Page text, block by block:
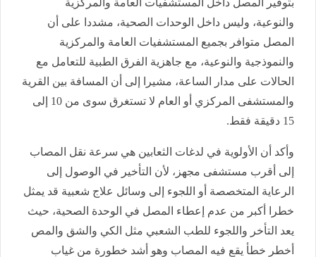
والنوعية، وليس داخل الوحدات الصحية، مشددا على أن
المصل متوافر بجميع المستشفيات العامة والمركزية
والنموذجية والنوعية، مع جاهزية الفرق الطبية للتعامل مع
الحالات على مدار الساعة، مشيرا إلى أن المسافة بين القرية
والمستشفى المركزي أو العام لا تستغرق سوى من 10 إلى
15 دقيقة فقط.
وأكد أن الأولوية في لدغات الثعابين هي سرعة نقل المصاب
إلى أقرب مستشفى مجهز، لأن التأخير في الوصول إلى
الرعاية المتخصصة أو اللجوء إلى وسائل علاج شعبية قد يمثل
خطرا أكبر من عدم إعطاء المصل في الوحدة الصحية، حيث
يعد التأخر واللجوء للطب الشعبي مثل الكي والشق والمص
أخطر خطأ يقع فيه المصاب وهو أشد خطورة من غياب